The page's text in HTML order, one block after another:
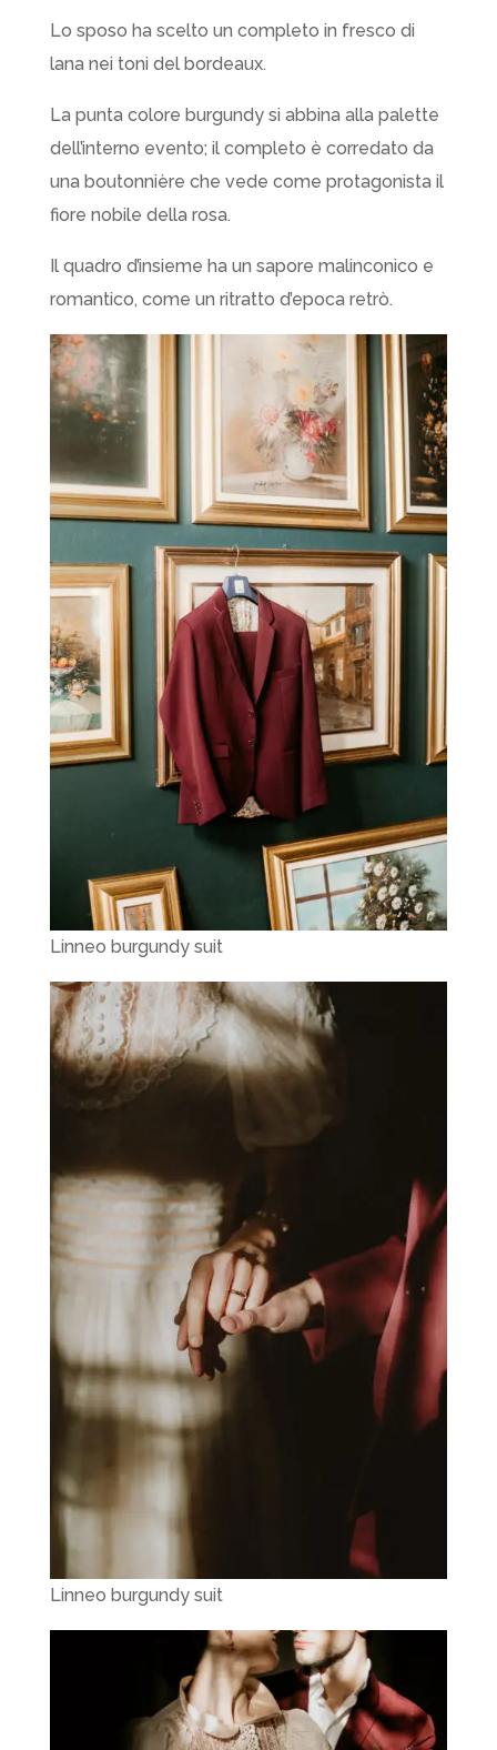
Lo sposo ha scelto un completo in fresco di
lana nei toni del bordeaux.
La punta colore burgundy si abbina alla palette
dell’interno evento; il completo è corredato da
una boutonnière che vede come protagonista il
fiore nobile della rosa.
Il quadro d’insieme ha un sapore malinconico e
romantico, come un ritratto d’epoca retrò.
Linneo burgundy suit
Linneo burgundy suit